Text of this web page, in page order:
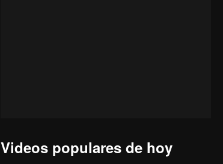
Videos populares de hoy